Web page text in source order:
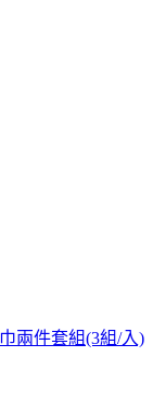
兩件套組(3組/入)